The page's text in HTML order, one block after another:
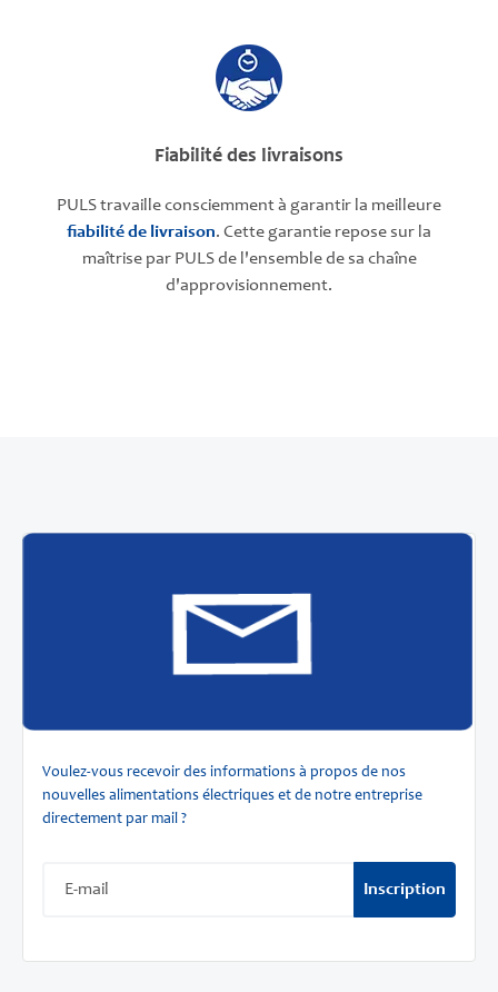
Fiabilité des livraisons
PULS travaille consciemment à garantir la meilleure
fiabilité de livraison. Cette garantie repose sur la
maîtrise par PULS de l'ensemble de sa chaîne
d'approvisionnement.
Voulez-vous recevoir des informations à propos de nos
nouvelles alimentations électriques et de notre entreprise
directement par mail ?
Inscription